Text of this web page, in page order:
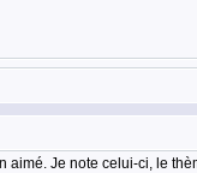
aimé. Je note celui-ci, le